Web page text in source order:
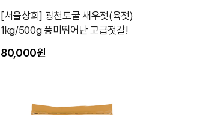
[서울상회] 광천토굴 새우젓(육젓)
1kg/500g 풍미뛰어난 고급젓갈!
80,000원